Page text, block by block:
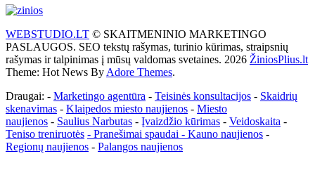
WEBSTUDIO.LT © SKAITMENINIO MARKETINGO
PASLAUGOS. SEO tekstų rašymas, turinio kūrimas, straipsnių
rašymas ir talpinimas į mūsų valdomas svetaines. 2026 ŽiniosPlius.lt
Theme: Hot News By Adore Themes.
Draugai: - Marketingo agentūra - Teisinės konsultacijos - Skaidrių
skenavimas - Klaipedos miesto naujienos - Miesto
naujienos - Saulius Narbutas - Įvaizdžio kūrimas - Veidoskaita -
Teniso treniruotės - Pranešimai spaudai - Kauno naujienos -
Regionų naujienos - Palangos naujienos